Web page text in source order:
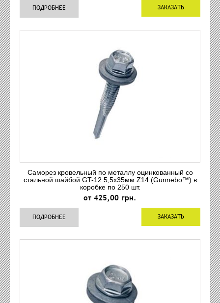
ЗАКАЗАТЬ
ПОДРОБНЕЕ
Саморез кровельный по металлу оцинкованный со
стальной шайбой GT-12 5,5x35мм Z14 (Gunnebo™) в
коробке по 250 шт.
от 425,00 грн.
ЗАКАЗАТЬ
ПОДРОБНЕЕ